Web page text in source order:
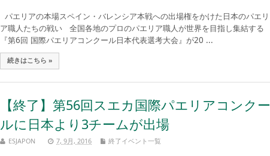
パエリアの本場スペイン・バレンシア本戦への出場権をかけた日本のパエリ
ア職人たちの戦い 全国各地のプロのパエリア職人が世界を目指し集結する
『第6回 国際パエリアコンクール日本代表選考大会』が20 ...
続きはこちら »
【終了】第56回スエカ国際パエリアコンクー
ルに日本より3チームが出場
ESJAPON 7, 9月, 2016 終了イベント一覧